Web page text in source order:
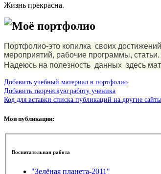
Жизнь прекрасна.
Моё портфолио
Портфолио-это копилка своих
мероприятий, рабочие программы,
Надеюсь на полезность данных здесь
Добавить учебный материал в портфолио
Добавить творческую работу ученика
Код для вставки списка публикаций на другие сайты
Мои публикации:
Воспитательная работа
"Зелёная планета-2011"